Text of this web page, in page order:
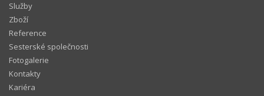
Služby
Zboží
Reference
Sesterské společnosti
Fotogalerie
Kontakty
Kariéra